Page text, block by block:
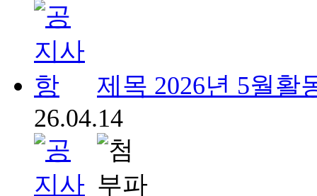
제목 2026년 5월활
26.04.14